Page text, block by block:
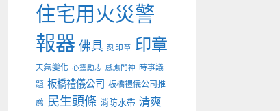
住宅用火災警
報器 佛具 刻印章 印章
天氣變化 心靈勵志 感應門神 時事議
題 板橋禮儀公司 板橋禮儀公司推
薦 民生頭條 消防水帶 清爽